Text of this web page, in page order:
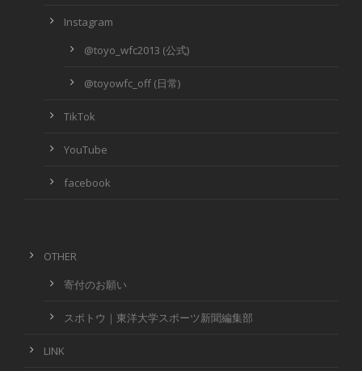
Instagram
@toyo_wfc2013 (公式)
@toyowfc_off (日常)
TikTok
YouTube
facebook
OTHER
寄付のお願い
スポトウ｜東洋大学スポーツ新聞編集部
LINK